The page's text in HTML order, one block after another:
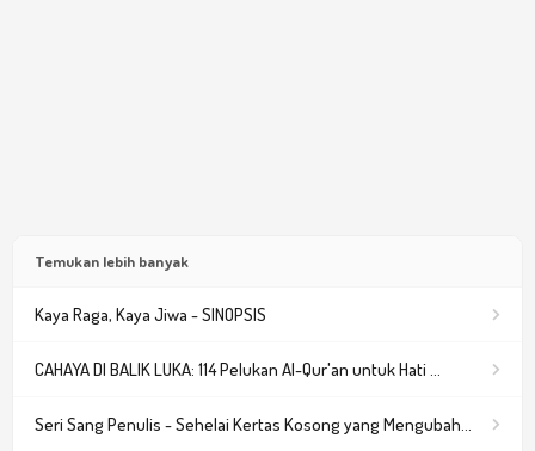
Temukan lebih banyak
Kaya Raga, Kaya Jiwa - SINOPSIS
CAHAYA DI BALIK LUKA: 114 Pelukan Al-Qur'an untuk Hati ...
Seri Sang Penulis - Sehelai Kertas Kosong yang Mengubah...